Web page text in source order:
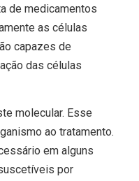
de medicamentos
as células
capazes de
das células
molecular. Esse
ao tratamento.
em alguns
por